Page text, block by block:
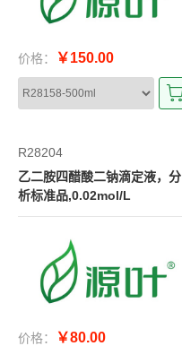
价格： ￥150.00
R28204
乙二胺四醋酸二钠滴定液，分
析标准品,0.02mol/L
价格： ￥80.00